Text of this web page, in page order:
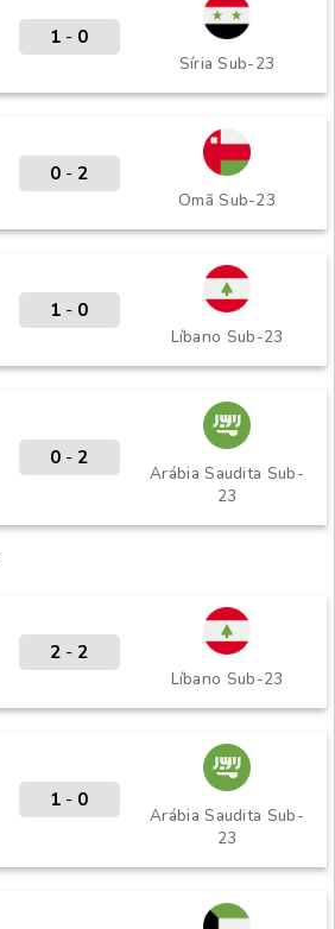
Síria Sub-23
1 - 0
Omã Sub-23
0 - 2
Líbano Sub-23
1 - 0
Arábia Saudita Sub-
23
0 - 2
Líbano Sub-23
2 - 2
Arábia Saudita Sub-
23
1 - 0